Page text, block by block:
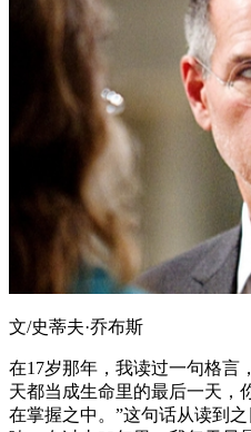
文/史蒂夫·乔布斯
在17岁那年，我读过一句格言
天都当成生命里的最后一天，
在掌握之中。”这句话从读到